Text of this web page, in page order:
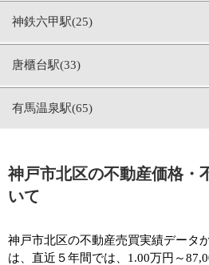
神鉄六甲駅(25)
唐櫃台駅(33)
有馬温泉駅(65)
神戸市北区の不動産価格・
いて
神戸市北区の不動産売買実績データ
は、直近５年間では、1.00万円～